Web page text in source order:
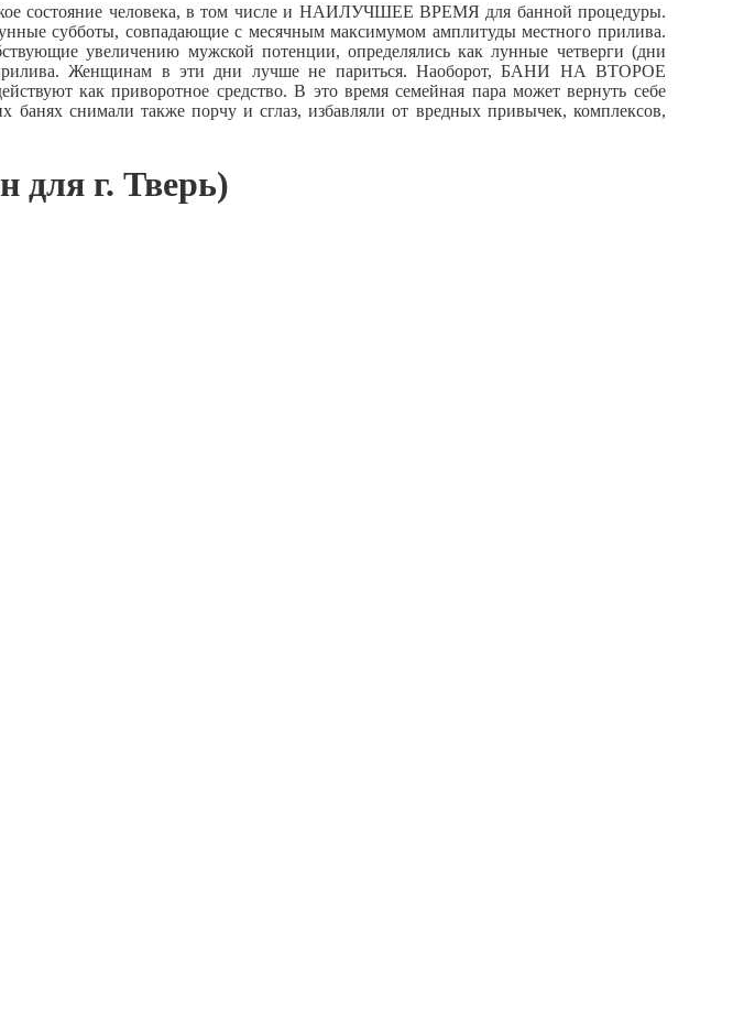
состояние человека, в том числе и НАИЛУЧШЕЕ ВРЕМЯ для банной процедуры.
субботы, совпадающие с месячным максимумом амплитуды местного прилива.
увеличению мужской потенции, определялись как лунные четверги (дни
прилива. Женщинам в эти дни лучше не париться. Наоборот, БАНИ НА ВТОРОЕ
как приворотное средство. В это время семейная пара может вернуть себе
снимали также порчу и сглаз, избавляли от вредных привычек, комплексов,
для г. Тверь)